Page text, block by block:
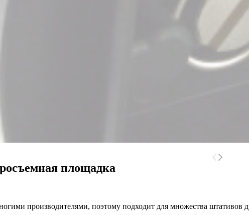
площадка
производителями, поэтому подходит для множества штативов